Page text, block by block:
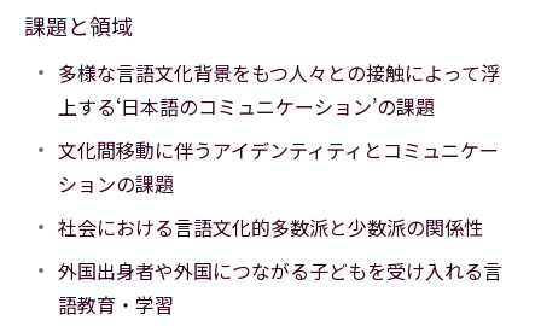
課題と領域
多様な言語文化背景をもつ人々との接触によって浮
上する‘日本語のコミュニケーション’の課題
文化間移動に伴うアイデンティティとコミュニケー
ションの課題
社会における言語文化的多数派と少数派の関係性
外国出身者や外国につながる子どもを受け入れる言
語教育・学習